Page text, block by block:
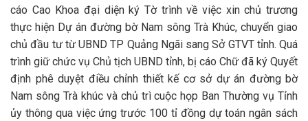
cáo Cao Khoa đại diện ký Tờ trình về việc xin chủ trương
thực hiện Dự án đường bờ Nam sông Trà Khúc, chuyển giao
chủ đầu tư từ UBND TP Quảng Ngãi sang Sở GTVT tỉnh. Quá
trình giữ chức vụ Chủ tịch UBND tỉnh, bị cáo Chữ đã ký Quyết
định phê duyệt điều chỉnh thiết kế cơ sở dự án đường bờ
Nam sông Trà khúc và chủ trì cuộc họp Ban Thường vụ Tỉnh
ủy thông qua việc ứng trước 100 tỉ đồng dự toán ngân sách